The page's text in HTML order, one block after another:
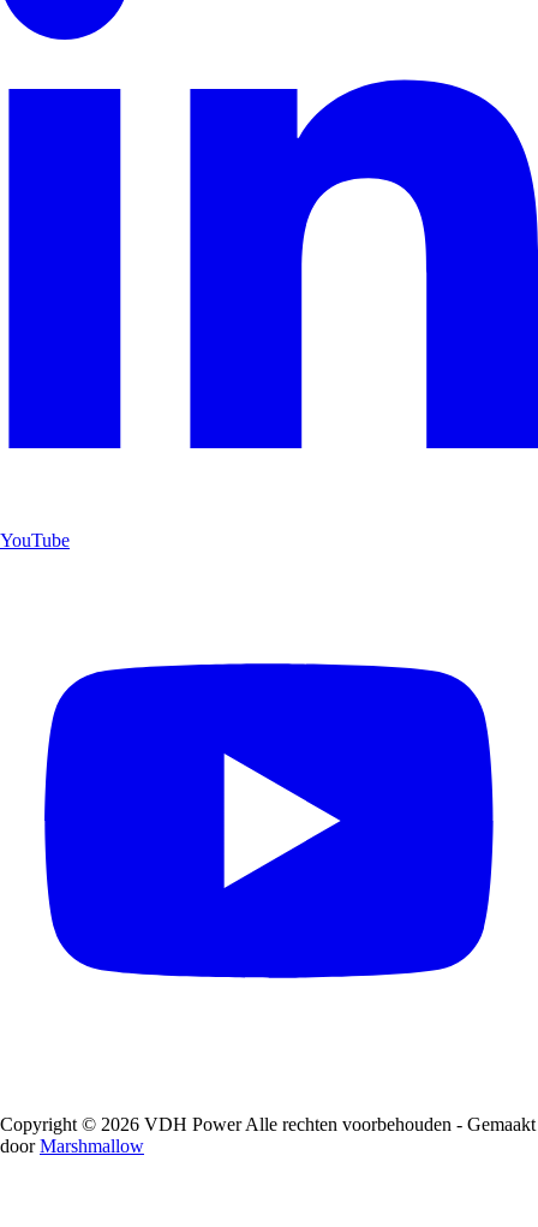
YouTube
Copyright © 2026 VDH Power Alle rechten voorbehouden - Gemaakt
doorMarshmallow